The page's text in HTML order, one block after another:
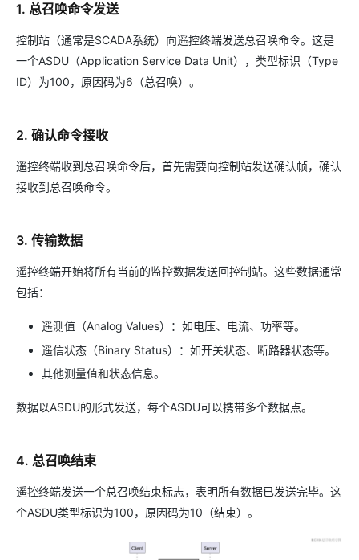
1. 总召唤命令发送
控制站（通常是SCADA系统）向遥控终端发送总召唤命令。这是
一个ASDU（Application Service Data Unit），类型标识（Type
ID）为100，原因码为6（总召唤）。
2. 确认命令接收
遥控终端收到总召唤命令后，首先需要向控制站发送确认帧，确认
接收到总召唤命令。
3. 传输数据
遥控终端开始将所有当前的监控数据发送回控制站。这些数据通常
包括：
遥测值（Analog Values）：如电压、电流、功率等。
遥信状态（Binary Status）：如开关状态、断路器状态等。
其他测量值和状态信息。
数据以ASDU的形式发送，每个ASDU可以携带多个数据点。
4. 总召唤结束
遥控终端发送一个总召唤结束标志，表明所有数据已发送完毕。这
个ASDU类型标识为100，原因码为10（结束）。